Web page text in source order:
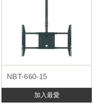
NBT-660-15
加入最愛